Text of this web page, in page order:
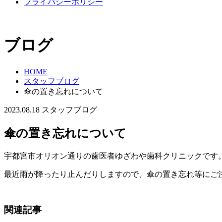
プライバシーポリシー
ブログ
HOME
スタッフブログ
傘の置き忘れについて
2023.08.18 スタッフブログ
傘の置き忘れについて
宇都宮市オリオン通りの歯医者ゆざわや歯科クリニックです。
最近雨が降ったり止んだりしますので、傘の置き忘れ等にご
関連記事